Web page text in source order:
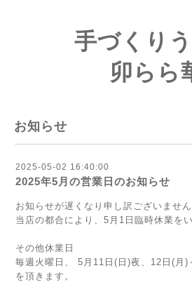
手づくり
卯らら
お知らせ
2025-05-02 16:40:00
2025年5月の営業日のお知らせ
お知らせが遅くなり申し訳ございません
当店の都合により、5月1日臨時休業を
その他休業日
毎週火曜日、 5月11日(日)夜、12日(月)
を頂きます。